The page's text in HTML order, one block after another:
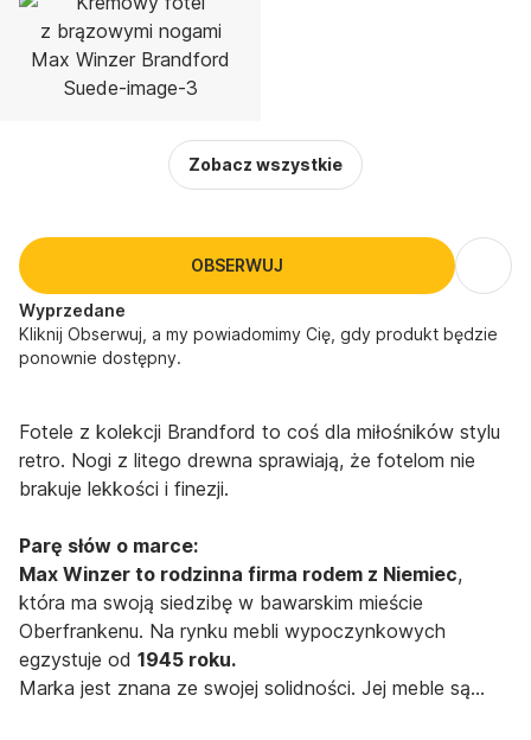
Zobacz wszystkie
OBSERWUJ
Wyprzedane
Kliknij Obserwuj, a my powiadomimy Cię, gdy produkt będzie
ponownie dostępny.
Fotele z kolekcji Brandford to coś dla miłośników stylu
retro. Nogi z litego drewna sprawiają, że fotelom nie
brakuje lekkości i finezji.
Parę słów o marce:
Max Winzer to rodzinna firma rodem z Niemiec,
która ma swoją siedzibę w bawarskim mieście
Oberfrankenu. Na rynku mebli wypoczynkowych
egzystuje od 1945 roku.
Marka jest znana ze swojej solidności. Jej meble są